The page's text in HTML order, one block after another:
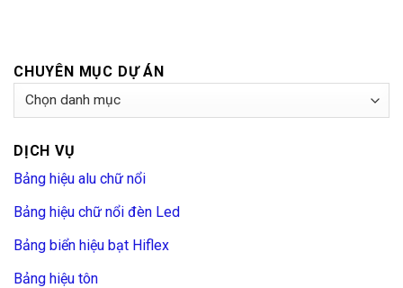
CHUYÊN MỤC DỰ ÁN
Chuyên
Án
DỊCH VỤ
Bảng hiệu alu chữ nổi
Bảng hiệu chữ nổi đèn Led
Bảng biển hiệu bạt Hiflex
Bảng hiệu tôn